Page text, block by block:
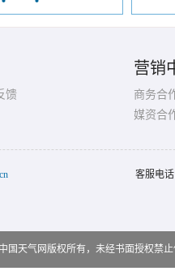
馈
营销
商务合
媒资合
客服电
中国天气网版权所有，未经书面授权